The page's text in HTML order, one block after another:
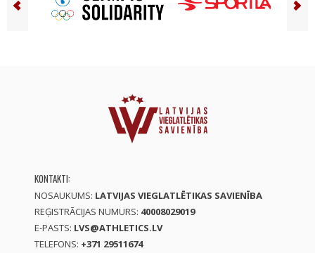
KONTAKTI:
NOSAUKUMS: LATVIJAS VIEGLATLĒTIKAS SAVIENĪBA
REĢISTRĀCIJAS NUMURS: 40008029019
E-PASTS: LVS@ATHLETICS.LV
TELEFONS: +371 29511674